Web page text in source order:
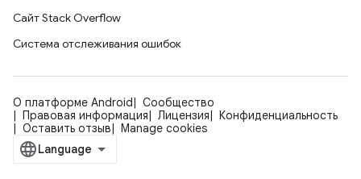
Сайт Stack Overflow
Система отслеживания ошибок
О платформе Android
Сообщество
Правовая информация
Лицензия
Конфиденциальность
Оставить отзыв
Manage cookies